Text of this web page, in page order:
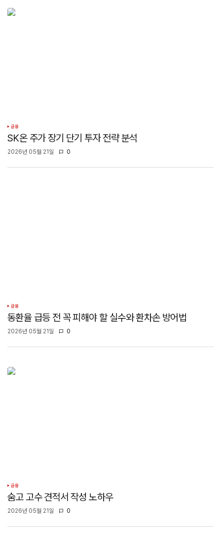
금융
SK온 주가 장기 단기 투자 전략 분석
2026년 05월 21일 0
금융
동환율 급등 전 꼭 피해야 할 실수와 환차손 방어법
2026년 05월 21일 0
금융
숨고 고수 견적서 작성 노하우
2026년 05월 21일 0